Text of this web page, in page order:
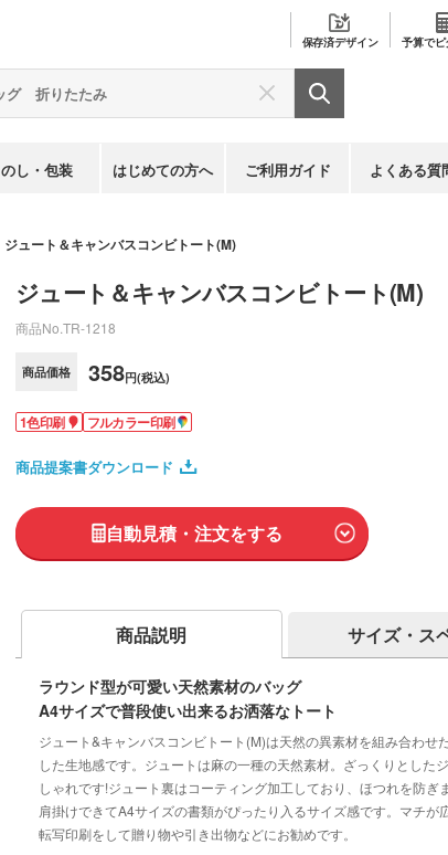
保存済デザイン 予算でピ
のし・包装 はじめての方へ ご利用ガイド よくある質
ジュート＆キャンバスコンビトート(M)
ジュート＆キャンバスコンビトート(M)
商品No. TR-1218
商品価格 358円(税込)
1色印刷 フルカラー印刷
商品提案書ダウンロード
自動見積・注文をする
商品説明 サイズ・ス
ラウンド型が可愛い天然素材のバッグ
A4サイズで普段使い出来るお洒落なトート
ジュート&キャンバスコンビトート(M)は天然の異素材を組み合わ
した生地感です。ジュートは麻の一種の天然素材。ざっくりとした
しゃれです!ジュート裏はコーティング加工しており、ほつれを防ぎ
肩掛けできてA4サイズの書類がぴったり入るサイズ感です。マチ
転写印刷をして贈り物や引き出物などにお勧めです。